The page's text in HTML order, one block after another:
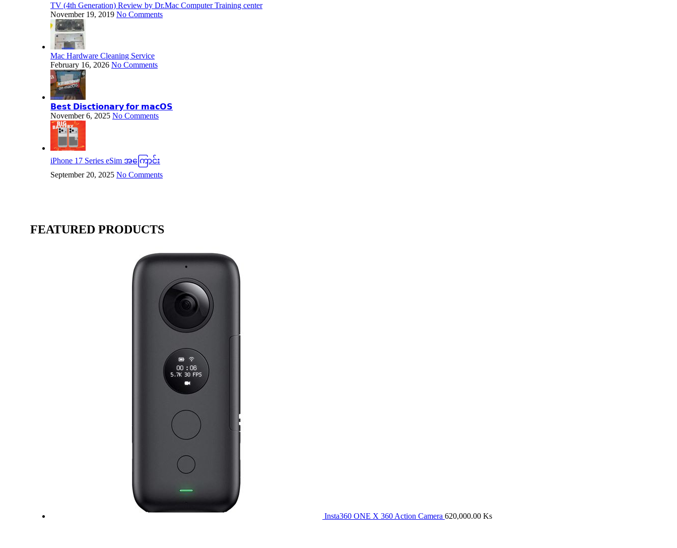
TV (4th Generation) Review by Dr.Mac Computer Training center
November 19, 2019 No Comments
Mac Hardware Cleaning Service
February 16, 2026 No Comments
𝗕𝗲𝘀𝘁 𝗗𝗶𝘀𝗰𝘁𝗶𝗼𝗻𝗮𝗿𝘆 𝗳𝗼𝗿 𝗺𝗮𝗰𝗢𝗦
November 6, 2025 No Comments
iPhone 17 Series eSim အကြောင်း
September 20, 2025 No Comments
FEATURED PRODUCTS
Insta360 ONE X 360 Action Camera 620,000.00 Ks